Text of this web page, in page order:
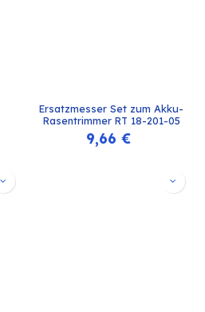
Ersatzmesser Set zum Akku-
Rasentrimmer RT 18-201-05
9,66 €